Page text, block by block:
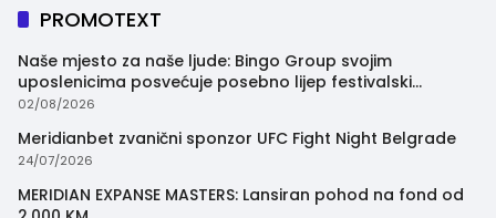
PROMOTEXT
Naše mjesto za naše ljude: Bingo Group svojim
uposlenicima posvećuje posebno lijep festivalski
trenutak
02/08/2026
Meridianbet zvanični sponzor UFC Fight Night Belgrade
24/07/2026
MERIDIAN EXPANSE MASTERS: Lansiran pohod na fond od